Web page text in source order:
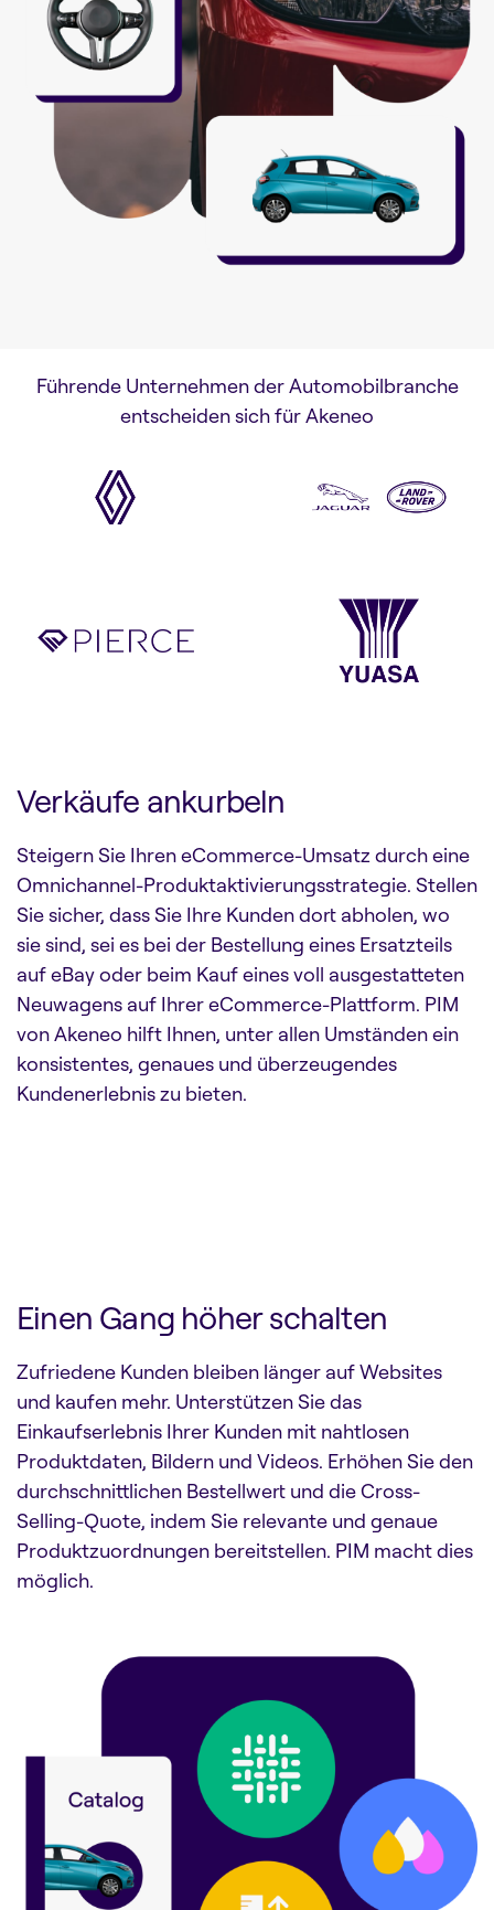
Führende Unternehmen der Automobilbranche
entscheiden sich für Akeneo
Verkäufe ankurbeln
Steigern Sie Ihren eCommerce-Umsatz durch eine
Omnichannel-Produktaktivierungsstrategie. Stellen
Sie sicher, dass Sie Ihre Kunden dort abholen, wo
sie sind, sei es bei der Bestellung eines Ersatzteils
auf eBay oder beim Kauf eines voll ausgestatteten
Neuwagens auf Ihrer eCommerce-Plattform. PIM
von Akeneo hilft Ihnen, unter allen Umständen ein
konsistentes, genaues und überzeugendes
Kundenerlebnis zu bieten.
Einen Gang höher schalten
Zufriedene Kunden bleiben länger auf Websites
und kaufen mehr. Unterstützen Sie das
Einkaufserlebnis Ihrer Kunden mit nahtlosen
Produktdaten, Bildern und Videos. Erhöhen Sie den
durchschnittlichen Bestellwert und die Cross-
Selling-Quote, indem Sie relevante und genaue
Produktzuordnungen bereitstellen. PIM macht dies
möglich.